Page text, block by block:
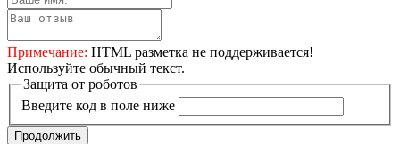
Примечание: HTML разметка не поддерживается!
Используйте обычный текст.
Защита от роботов
Введите код в поле ниже
Продолжить